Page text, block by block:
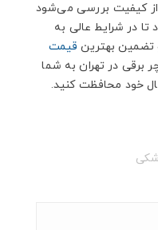
از کیفیت بررسی می‌شود
در شرایط عالی به
بهترین قیمت
برقی در تهران به شما
خود محافظت کنید.